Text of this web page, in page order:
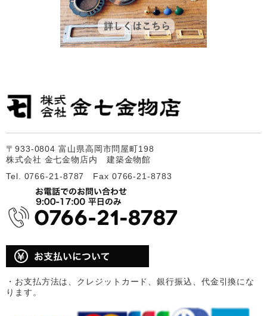
〒933-0804 富山県高岡市問屋町198
株式会社 金七金物店内 建築金物館
Tel. 0766-21-8787 Fax 0766-21-8783
・お支払方法は、クレジットカード、銀行振込、代金引換にな
ります。